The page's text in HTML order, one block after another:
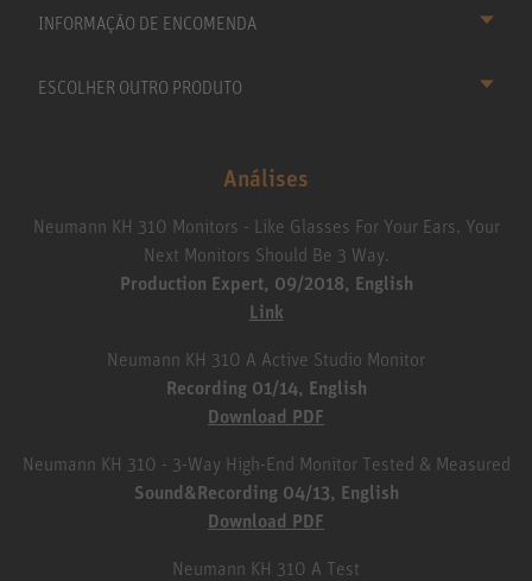
INFORMAÇÃO DE ENCOMENDA
ESCOLHER OUTRO PRODUTO
Análises
Neumann KH 310 Monitors - Like Glasses For Your Ears. Your
Next Monitors Should Be 3 Way.
Production Expert, 09/2018, English
Link
Neumann KH 310 A Active Studio Monitor
Recording 01/14, English
Download PDF
Neumann KH 310 - 3-Way High-End Monitor Tested & Measured
Sound&Recording 04/13, English
Download PDF
Neumann KH 310 A Test